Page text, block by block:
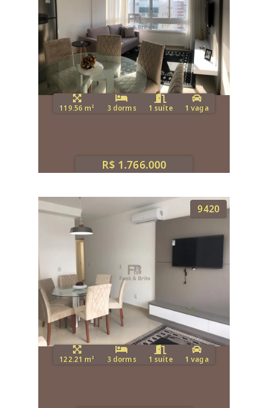
119.56 m² 3 dorms 1 suíte 1 vaga
R$ 1.766.000
9420
122.21 m² 3 dorms 1 suíte 1 vaga